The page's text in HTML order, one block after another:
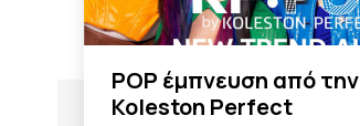
POP έμπνευση από την
Koleston Perfect